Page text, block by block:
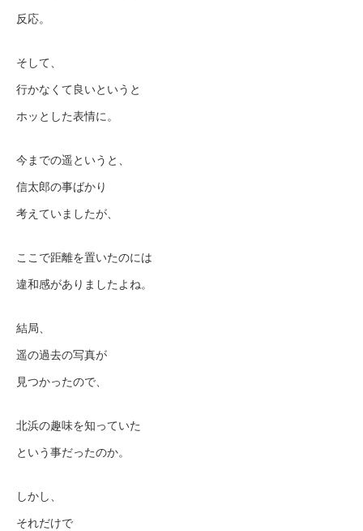
反応。
そして、
行かなくて良いというと
ホッとした表情に。
今までの遥というと、
信太郎の事ばかり
考えていましたが、
ここで距離を置いたのには
違和感がありましたよね。
結局、
遥の過去の写真が
見つかったので、
北浜の趣味を知っていた
という事だったのか。
しかし、
それだけで